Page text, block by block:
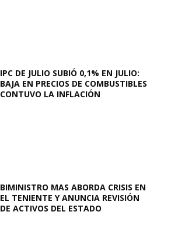
IPC DE JULIO SUBIÓ 0,1% EN JULIO:
BAJA EN PRECIOS DE COMBUSTIBLES
CONTUVO LA INFLACIÓN
BIMINISTRO MAS ABORDA CRISIS EN
EL TENIENTE Y ANUNCIA REVISIÓN
DE ACTIVOS DEL ESTADO